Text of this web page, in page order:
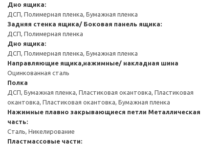
Дно ящика:
ДСП, Полимерная пленка, Бумажная пленка
Задняя стенка ящика/ Боковая панель ящика:
ДСП, Полимерная пленка
Дно ящика:
ДСП, Полимерная пленка, Бумажная пленка
Направляющие ящика,нажимные/ накладная шина
Оцинкованная сталь
Полка
ДСП, Бумажная пленка, Пластиковая окантовка, Пластиковая
окантовка, Пластиковая окантовка, Бумажная пленка
Нажимные плавно закрывающиеся петли Металлическая
часть:
Сталь, Никелирование
Пластмассовые части: